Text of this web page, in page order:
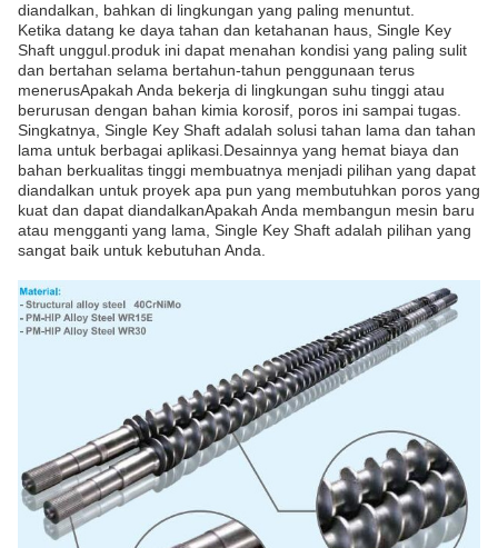
diandalkan, bahkan di lingkungan yang paling menuntut.
Ketika datang ke daya tahan dan ketahanan haus, Single Key
Shaft unggul.produk ini dapat menahan kondisi yang paling sulit
dan bertahan selama bertahun-tahun penggunaan terus
menerusApakah Anda bekerja di lingkungan suhu tinggi atau
berurusan dengan bahan kimia korosif, poros ini sampai tugas.
Singkatnya, Single Key Shaft adalah solusi tahan lama dan tahan
lama untuk berbagai aplikasi.Desainnya yang hemat biaya dan
bahan berkualitas tinggi membuatnya menjadi pilihan yang dapat
diandalkan untuk proyek apa pun yang membutuhkan poros yang
kuat dan dapat diandalkanApakah Anda membangun mesin baru
atau mengganti yang lama, Single Key Shaft adalah pilihan yang
sangat baik untuk kebutuhan Anda.